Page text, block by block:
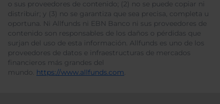
o sus proveedores de contenido; (2) no se puede copiar ni
distribuir; y (3) no se garantiza que sea precisa, completa u
oportuna. Ni Allfunds ni EBN Banco ni sus proveedores de
contenido son responsables de los daños o pérdidas que
surjan del uso de esta información. Allfunds es uno de los
proveedores de datos e infraestructuras de mercados
financieros más grandes del
mundo. https://www.allfunds.com.